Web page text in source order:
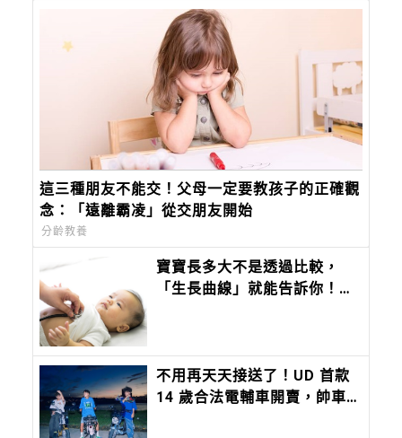
這三種朋友不能交！父母一定要教孩子的正確觀
念：「遠離霸凌」從交朋友開始
分齡教養
寶寶長多大不是透過比較，
「生長曲線」就能告訴你！落
不用再天天接送了！UD 首款
14 歲合法電輔車開賣，帥車